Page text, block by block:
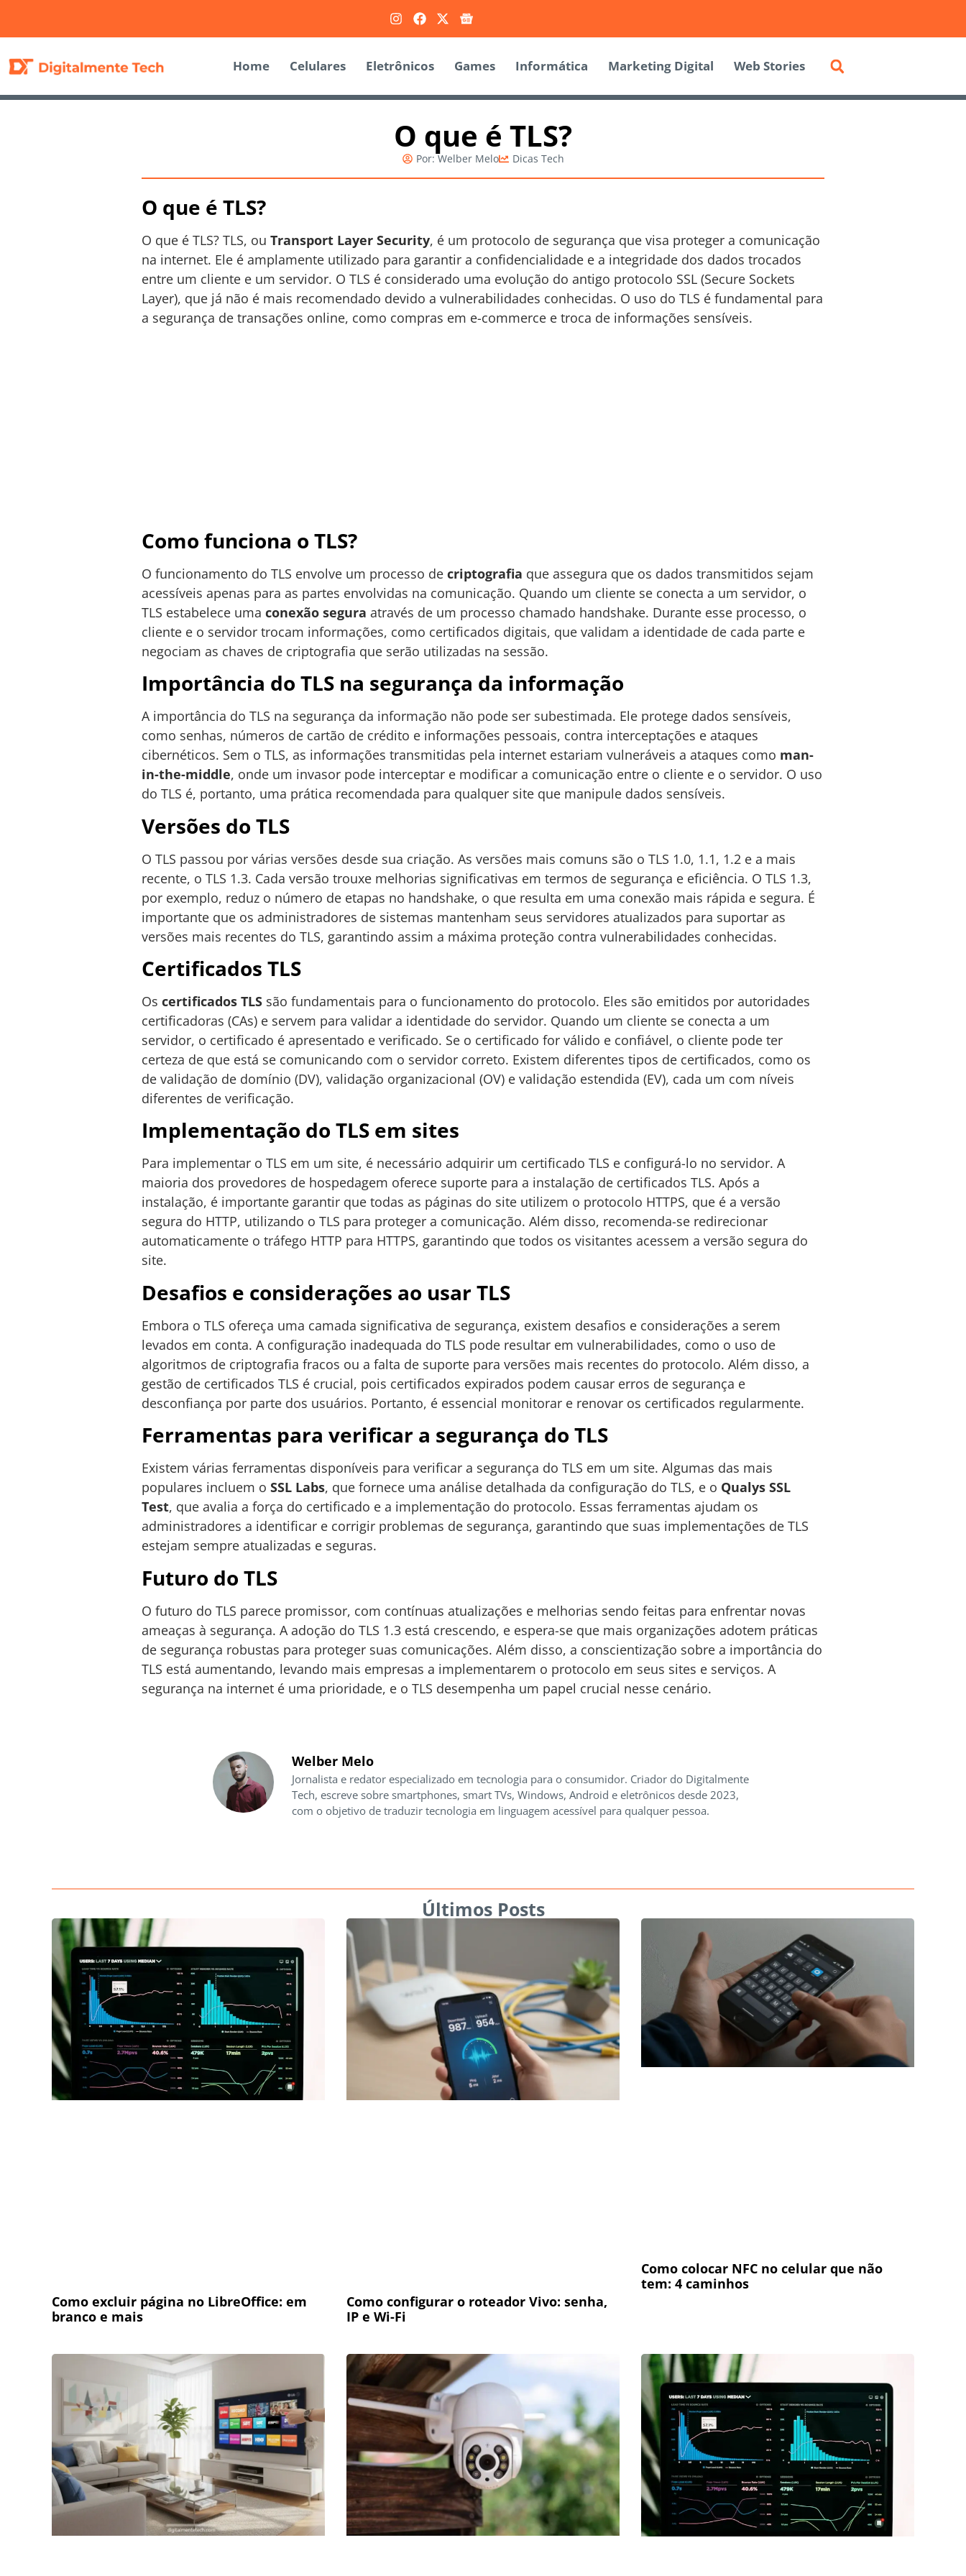
Home Celulares Eletrônicos Games Informática Marketing Digital Web Stories
O que é TLS?
Por: Welber Melo Dicas Tech
O que é TLS?
O que é TLS? TLS, ou Transport Layer Security, é um protocolo de segurança que visa proteger a comunicação
na internet. Ele é amplamente utilizado para garantir a confidencialidade e a integridade dos dados trocados
entre um cliente e um servidor. O TLS é considerado uma evolução do antigo protocolo SSL (Secure Sockets
Layer), que já não é mais recomendado devido a vulnerabilidades conhecidas. O uso do TLS é fundamental para
a segurança de transações online, como compras em e-commerce e troca de informações sensíveis.
Como funciona o TLS?
O funcionamento do TLS envolve um processo de criptografia que assegura que os dados transmitidos sejam
acessíveis apenas para as partes envolvidas na comunicação. Quando um cliente se conecta a um servidor, o
TLS estabelece uma conexão segura através de um processo chamado handshake. Durante esse processo, o
cliente e o servidor trocam informações, como certificados digitais, que validam a identidade de cada parte e
negociam as chaves de criptografia que serão utilizadas na sessão.
Importância do TLS na segurança da informação
A importância do TLS na segurança da informação não pode ser subestimada. Ele protege dados sensíveis,
como senhas, números de cartão de crédito e informações pessoais, contra interceptações e ataques
cibernéticos. Sem o TLS, as informações transmitidas pela internet estariam vulneráveis a ataques como man-
in-the-middle, onde um invasor pode interceptar e modificar a comunicação entre o cliente e o servidor. O uso
do TLS é, portanto, uma prática recomendada para qualquer site que manipule dados sensíveis.
Versões do TLS
O TLS passou por várias versões desde sua criação. As versões mais comuns são o TLS 1.0, 1.1, 1.2 e a mais
recente, o TLS 1.3. Cada versão trouxe melhorias significativas em termos de segurança e eficiência. O TLS 1.3,
por exemplo, reduz o número de etapas no handshake, o que resulta em uma conexão mais rápida e segura. É
importante que os administradores de sistemas mantenham seus servidores atualizados para suportar as
versões mais recentes do TLS, garantindo assim a máxima proteção contra vulnerabilidades conhecidas.
Certificados TLS
Os certificados TLS são fundamentais para o funcionamento do protocolo. Eles são emitidos por autoridades
certificadoras (CAs) e servem para validar a identidade do servidor. Quando um cliente se conecta a um
servidor, o certificado é apresentado e verificado. Se o certificado for válido e confiável, o cliente pode ter
certeza de que está se comunicando com o servidor correto. Existem diferentes tipos de certificados, como os
de validação de domínio (DV), validação organizacional (OV) e validação estendida (EV), cada um com níveis
diferentes de verificação.
Implementação do TLS em sites
Para implementar o TLS em um site, é necessário adquirir um certificado TLS e configurá-lo no servidor. A
maioria dos provedores de hospedagem oferece suporte para a instalação de certificados TLS. Após a
instalação, é importante garantir que todas as páginas do site utilizem o protocolo HTTPS, que é a versão
segura do HTTP, utilizando o TLS para proteger a comunicação. Além disso, recomenda-se redirecionar
automaticamente o tráfego HTTP para HTTPS, garantindo que todos os visitantes acessem a versão segura do
site.
Desafios e considerações ao usar TLS
Embora o TLS ofereça uma camada significativa de segurança, existem desafios e considerações a serem
levados em conta. A configuração inadequada do TLS pode resultar em vulnerabilidades, como o uso de
algoritmos de criptografia fracos ou a falta de suporte para versões mais recentes do protocolo. Além disso, a
gestão de certificados TLS é crucial, pois certificados expirados podem causar erros de segurança e
desconfiança por parte dos usuários. Portanto, é essencial monitorar e renovar os certificados regularmente.
Ferramentas para verificar a segurança do TLS
Existem várias ferramentas disponíveis para verificar a segurança do TLS em um site. Algumas das mais
populares incluem o SSL Labs, que fornece uma análise detalhada da configuração do TLS, e o Qualys SSL
Test, que avalia a força do certificado e a implementação do protocolo. Essas ferramentas ajudam os
administradores a identificar e corrigir problemas de segurança, garantindo que suas implementações de TLS
estejam sempre atualizadas e seguras.
Futuro do TLS
O futuro do TLS parece promissor, com contínuas atualizações e melhorias sendo feitas para enfrentar novas
ameaças à segurança. A adoção do TLS 1.3 está crescendo, e espera-se que mais organizações adotem práticas
de segurança robustas para proteger suas comunicações. Além disso, a conscientização sobre a importância do
TLS está aumentando, levando mais empresas a implementarem o protocolo em seus sites e serviços. A
segurança na internet é uma prioridade, e o TLS desempenha um papel crucial nesse cenário.
Welber Melo
Jornalista e redator especializado em tecnologia para o consumidor. Criador do Digitalmente
Tech, escreve sobre smartphones, smart TVs, Windows, Android e eletrônicos desde 2023,
com o objetivo de traduzir tecnologia em linguagem acessível para qualquer pessoa.
Últimos Posts
Como excluir página no LibreOffice: em
branco e mais
Como configurar o roteador Vivo: senha,
IP e Wi-Fi
Como colocar NFC no celular que não
tem: 4 caminhos